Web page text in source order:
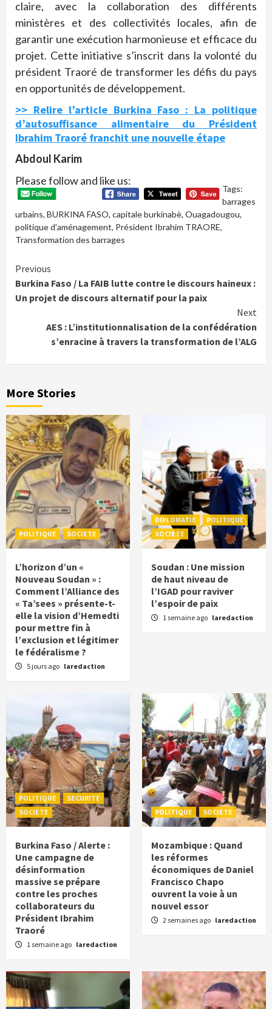
claire, avec la collaboration des différents
ministères et des collectivités locales, afin de
garantir une exécution harmonieuse et efficace du
projet. Cette initiative s’inscrit dans la volonté du
président Traoré de transformer les défis du pays
en opportunités de développement.
>> Relire l’article Burkina Faso : La politique
d’autosuffisance alimentaire du Président
Ibrahim Traoré franchit une nouvelle étape
Abdoul Karim
Please follow and like us:
Tags:
barrages
urbains, BURKINA FASO, capitale burkinabè, Ouagadougou,
politique d'aménagement, Président Ibrahim TRAORE,
Transformation des barrages
Continue
Reading
Previous
Burkina Faso / La FAIB lutte contre le discours haineux :
Un projet de discours alternatif pour la paix
Next
AES : L’institutionnalisation de la confédération
s’enracine à travers la transformation de l’ALG
More Stories
POLITIQUE SOCIETE
L’horizon d’un «
Nouveau Soudan » :
Comment l’Alliance des
« Ta’sees » présente-t-
elle la vision d’Hemedti
pour mettre fin à
l’exclusion et légitimer
le fédéralisme ?
5 jours ago laredaction
DIPLOMATIE
POLITIQUE
SOCIETE
Soudan : Une mission
de haut niveau de
l’IGAD pour raviver
l’espoir de paix
1 semaine ago laredaction
POLITIQUE
SECURITE
SOCIETE
Burkina Faso / Alerte :
Une campagne de
désinformation
massive se prépare
contre les proches
collaborateurs du
Président Ibrahim
Traoré
1 semaine ago laredaction
POLITIQUE SOCIETE
Mozambique : Quand
les réformes
économiques de Daniel
Francisco Chapo
ouvrent la voie à un
nouvel essor
2 semaines ago laredaction